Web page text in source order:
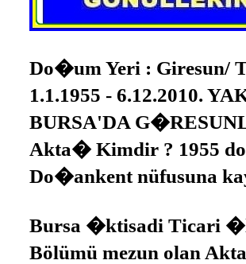
Do�um Yeri : Giresun/
1.1.1955 - 6.12.2010.
BURSA'DA
Akta� Kimdir ? 1955
Do�ankent nüfusuna
Bursa �ktisadi Ticari
Bölümü mezun olan